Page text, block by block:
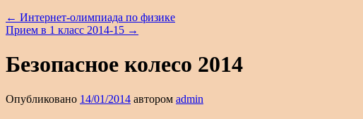
← Интернет-олимпиада по физике
Прием в 1 класс 2014-15 →
Безопасное колесо 2014
Опубликовано 14/01/2014 автором admin